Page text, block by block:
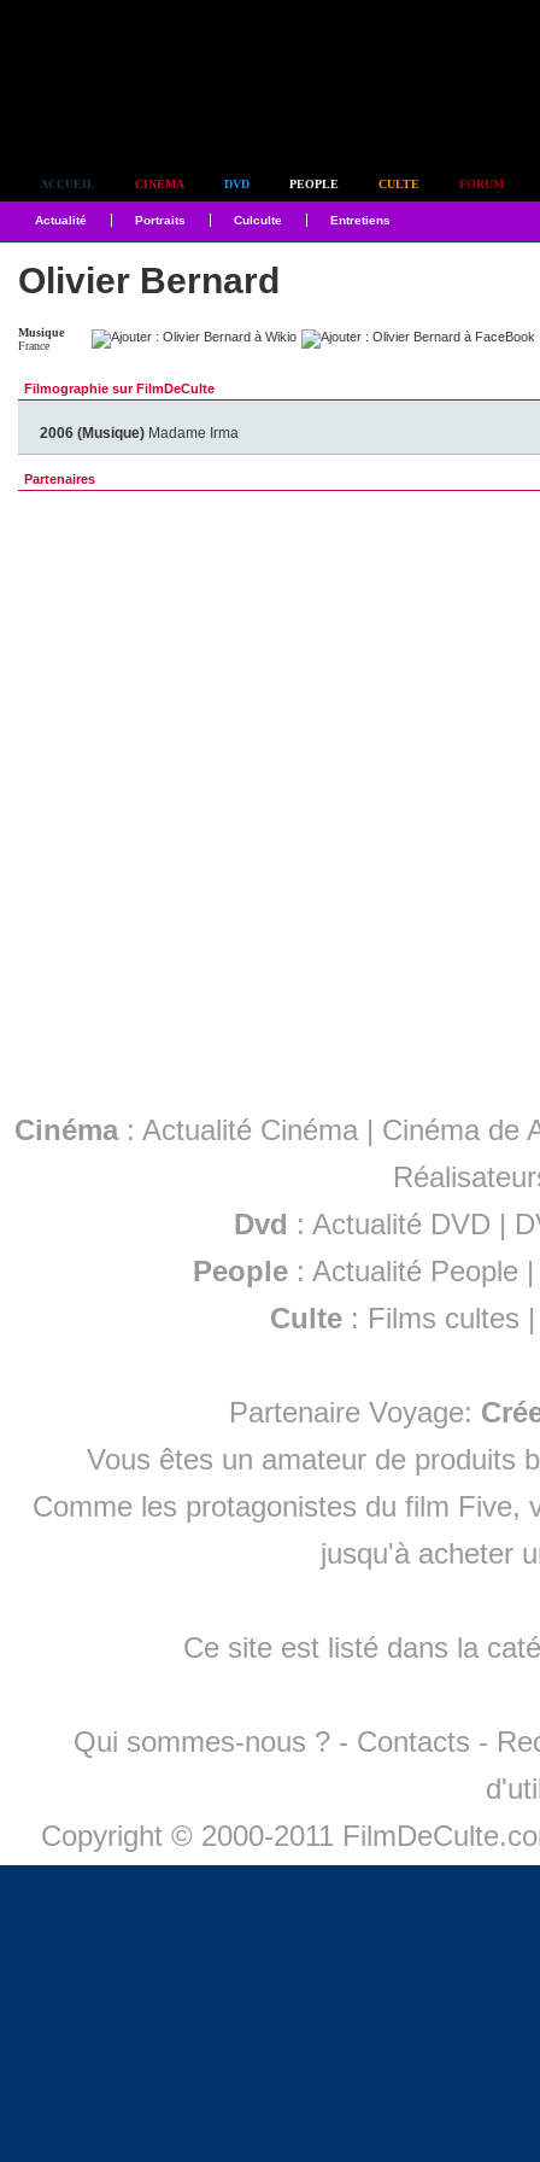
ACCUEIL CINÉMA DVD PEOPLE CULTE FORUM
Actualité Portraits Culculte Entretiens
Olivier Bernard
Musique
France
Filmographie sur FilmDeCulte
2006 (Musique) Madame Irma
Partenaires
Cinéma: Actualité Cinéma | Cinéma de
Dvd : Actualité DVD |
People :Actualité People
Culte : Films cultes
Partenaire Voyage:
Vous êtes un amateur de produits
Comme les protagonistes du film Five,
jusqu'à acheter
Ce site est listé dans la
Qui sommes-nous ? - Contacts -
Copyright © 2000-2011